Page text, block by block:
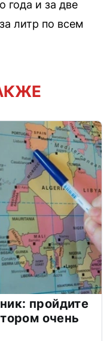
года и за две
литр по всем
пройдите
очень